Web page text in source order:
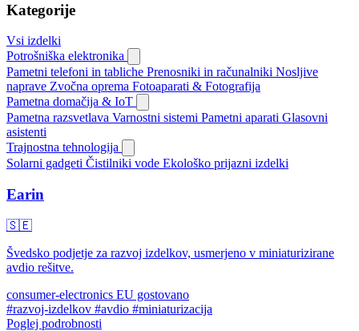
Kategorije
Vsi izdelki
Potrošniška elektronika
Pametni telefoni in tabliche Prenosniki in računalniki Nosljive
naprave Zvočna oprema Fotoaparati & Fotografija
Pametna domačija & IoT
Pametna razsvetlava Varnostni sistemi Pametni aparati Glasovni
asistenti
Trajnostna tehnologija
Solarni gadgeti Čistilniki vode Ekološko prijazni izdelki
Earin
🇸🇪
Švedsko podjetje za razvoj izdelkov, usmerjeno v miniaturizirane
avdio rešitve.
consumer-electronics EU gostovano
#razvoj-izdelkov #avdio #miniaturizacija
Poglej podrobnosti